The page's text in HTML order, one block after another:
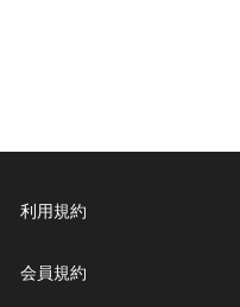
利用規約
会員規約